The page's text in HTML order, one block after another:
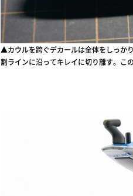
▲カウルを跨ぐデカールは全体をしっか
割ラインに沿ってキレイに切り離す。こ